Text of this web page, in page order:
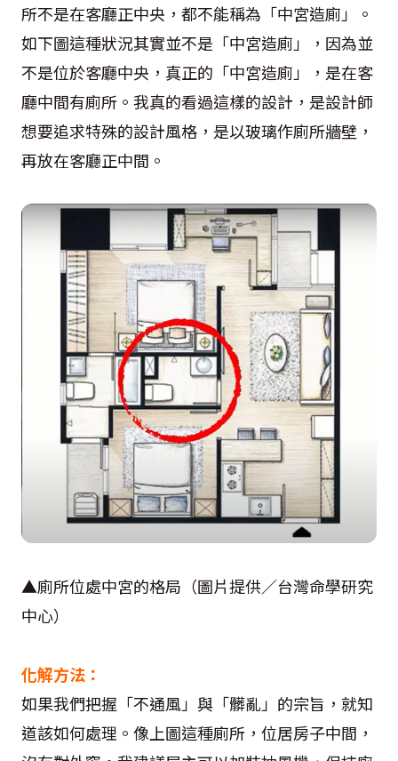
所不是在客廳正中央，都不能稱為「中宮造廁」。
如下圖這種狀況其實並不是「中宮造廁」，因為並
不是位於客廳中央，真正的「中宮造廁」，是在客
廳中間有廁所。我真的看過這樣的設計，是設計師
想要追求特殊的設計風格，是以玻璃作廁所牆壁，
再放在客廳正中間。
▲廁所位處中宮的格局（圖片提供／台灣命學研究
中心）
化解方法：
如果我們把握「不通風」與「髒亂」的宗旨，就知
道該如何處理。像上圖這種廁所，位居房子中間，